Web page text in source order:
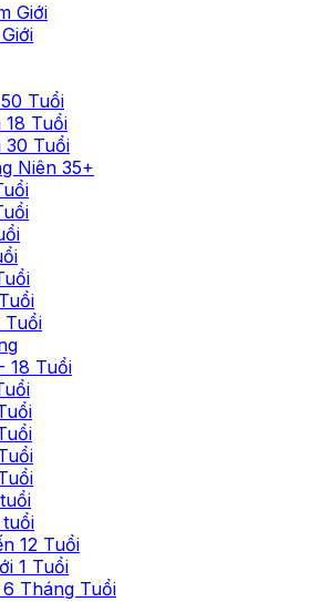
Giới
Tuổi
Tuổi
30 Tuổi
Niên 35+
Tuổi
18 Tuổi
12 Tuổi
1 Tuổi
Tháng Tuổi